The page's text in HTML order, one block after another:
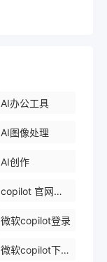
AI办公工具
AI图像处理
AI创作
copilot 官网下载
微软copilot登录
微软copilot下载官网